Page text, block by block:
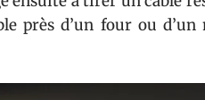
près d’un four ou